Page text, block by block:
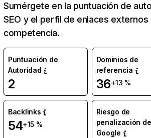
Sumérgete en la puntuación de
SEO y el perfil de enlaces externos
competencia.
Puntuación de
Autoridad
2
Dominios de
referencia
36+13 %
Backlinks
54+15 %
Riesgo de
penalización de
Google